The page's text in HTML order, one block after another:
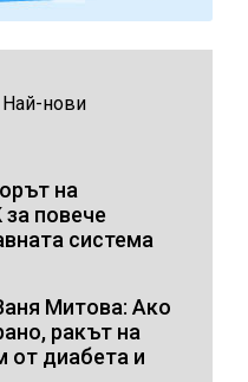
Най-нови
на
повече
система
Митова: Ако
ракът на
от диабета и